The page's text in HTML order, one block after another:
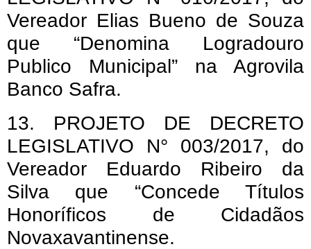
Vereador Elias Bueno de Souza
que “Denomina Logradouro
Publico Municipal” na Agrovila
Banco Safra.
13. PROJETO DE DECRETO
LEGISLATIVO N° 003/2017, do
Vereador Eduardo Ribeiro da
Silva que “Concede Títulos
Honoríficos de Cidadãos
Novaxavantinense.